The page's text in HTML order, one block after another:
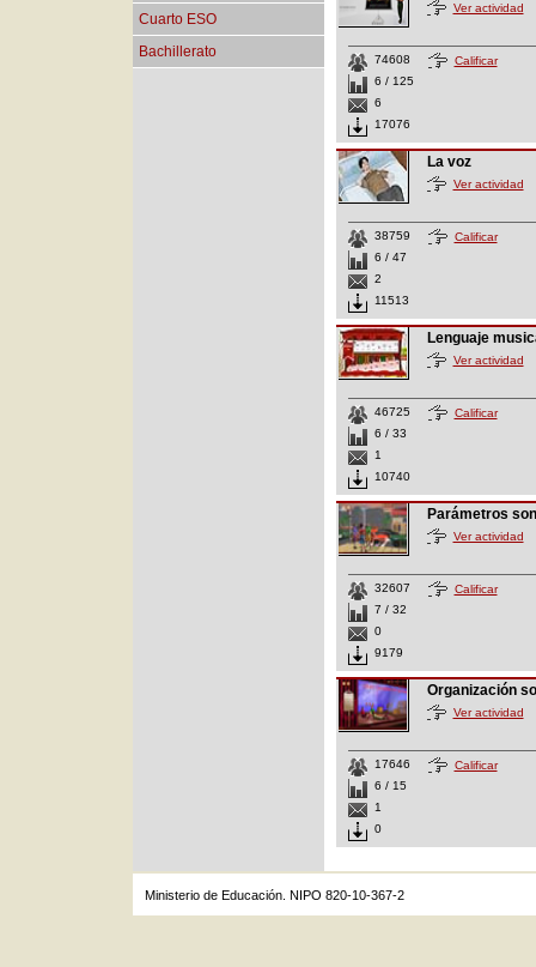
Cuarto ESO
Bachillerato
Ver actividad
74608
6 / 125
6
17076
Calificar
La voz
Ver actividad
38759
6 / 47
2
11513
Calificar
Lenguaje
Ver actividad
46725
6 / 33
1
10740
Calificar
Parámetros
Ver actividad
32607
7 / 32
0
9179
Calificar
Organización
Ver actividad
17646
6 / 15
1
0
Calificar
Ministerio de Educación. NIPO 820-10-367-2